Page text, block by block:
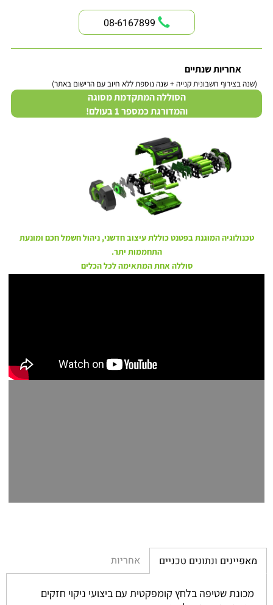
08-6167899
אחריות שנתיים
(שנה בצירוף חשבונית קנייה + שנה נוספת ללא חיוב עם הרישום באתר)
הסוללה המתקדמת מסוגה
והמדורגת כמספר 1 בעולם!
טכנולוגיה המוגנת בפטנט כוללת עיצוב חדשני, ניהול חשמל חכם ומונעת
התחממות יתר.
סוללה אחת המתאימה לכל הכלים
מאפיינים ונתונים טכניים אחריות
מכונת שטיפה בלחץ קומפקטית עם ביצועי ניקוי חזקים